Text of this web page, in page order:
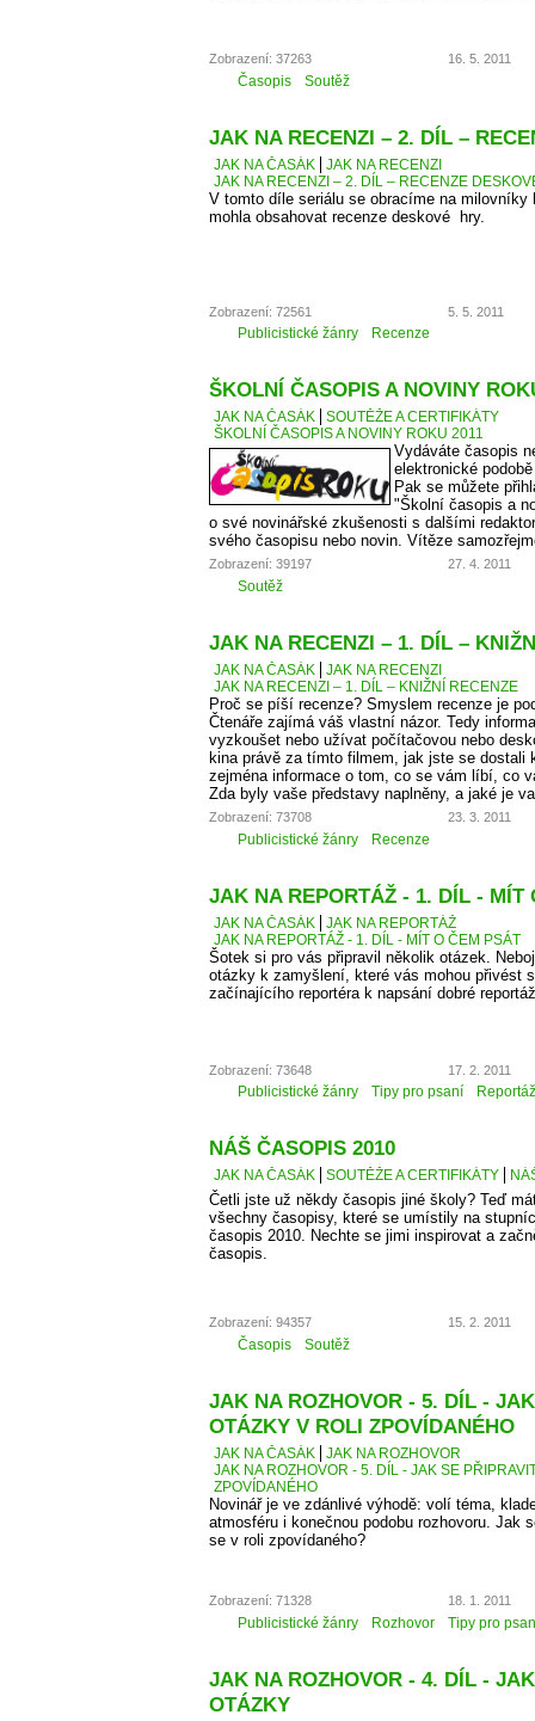
Zobrazení: 37263 16. 5. 2011
Časopis Soutěž
JAK NA RECENZI – 2. DÍL –
JAK NA ČASÁK
JAK NA RECENZI
JAK NA RECENZI – 2. DÍL – RECENZE
V tomto díle seriálu se obracíme na milovníky
mohla obsahovat recenze deskové hry.
Zobrazení: 72561 5. 5. 2011
Publicistické žánry Recenze
ŠKOLNÍ ČASOPIS A NOVINY
JAK NA ČASÁK
SOUTĚŽE A CERTIFIKÁTY
ŠKOLNÍ ČASOPIS A NOVINY ROKU 2011
Vydáváte časopis
elektronické
Pak se můžete
"Školní časopis a
o své novinářské zkušenosti s dalšími
svého časopisu nebo novin. Vítěze
Zobrazení: 39197 27. 4. 2011
Soutěž
JAK NA RECENZI – 1. DÍL –
JAK NA ČASÁK
JAK NA RECENZI
JAK NA RECENZI – 1. DÍL – KNIŽNÍ RECENZE
Proč se píší recenze? Smyslem recenze je
Čtenáře zajímá váš vlastní názor. Tedy
vyzkoušet nebo užívat počítačovou nebo
kina právě za tímto filmem, jak jste se dostali
zejména informace o tom, co se vám líbí, co
Zda byly vaše představy naplněny, a jaké je
Zobrazení: 73708 23. 3. 2011
Publicistické žánry Recenze
JAK NA REPORTÁŽ - 1. DÍL - MÍT
JAK NA ČASÁK
JAK NA REPORTÁŽ
JAK NA REPORTÁŽ - 1. DÍL - MÍT O ČEM PSÁT
Šotek si pro vás připravil několik otázek.
otázky k zamyšlení, které vás mohou přivést
začínajícího reportéra k napsání dobré
Zobrazení: 73648 17. 2. 2011
Publicistické žánry Tipy pro psaní Reportáž
NÁŠ ČASOPIS 2010
JAK NA ČASÁK SOUTĚŽE A CERTIFIKÁTY
Četli jste už někdy časopis jiné školy? Teď
všechny časopisy, které se umístily na
časopis 2010. Nechte se jimi inspirovat a
časopis.
Zobrazení: 94357 15. 2. 2011
Časopis Soutěž
JAK NA ROZHOVOR - 5. DÍL -
OTÁZKY V ROLI ZPOVÍDANÉHO
JAK NA ČASÁK
JAK NA ROZHOVOR
JAK NA ROZHOVOR - 5. DÍL - JAK SE
ZPOVÍDANÉHO
Novinář je ve zdánlivé výhodě: volí téma,
atmosféru i konečnou podobu rozhovoru. Jak
se v roli zpovídaného?
Zobrazení: 71328 18. 1. 2011
Publicistické žánry Rozhovor Tipy pro
JAK NA ROZHOVOR - 4. DÍL -
OTÁZKY